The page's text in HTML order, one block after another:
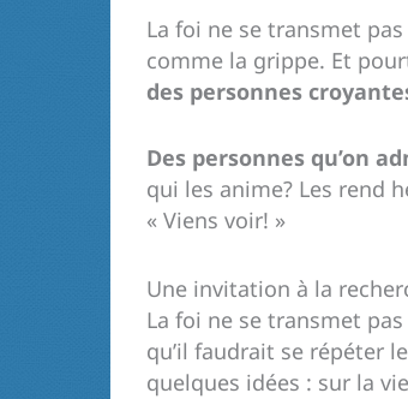
La foi ne se transmet
comme la grippe. Et
des personnes
Des personnes qu’on
qui les anime? Les rend
« Viens voir! »
Une invitation à la
La foi ne se transmet
qu’il faudrait se répéter
quelques idées : sur la